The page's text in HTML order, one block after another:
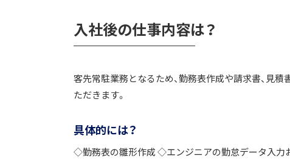
入社後の仕事内容は？
客先常駐業務となるため、勤務表作成や請求書、見
ただきます。
具体的には？
◇勤務表の雛形作成 ◇エンジニアの勤怠データ入